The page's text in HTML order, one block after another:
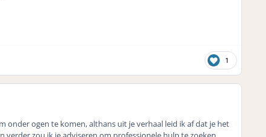
1
onder ogen te komen, althans uit je verhaal leid ik af dat je het